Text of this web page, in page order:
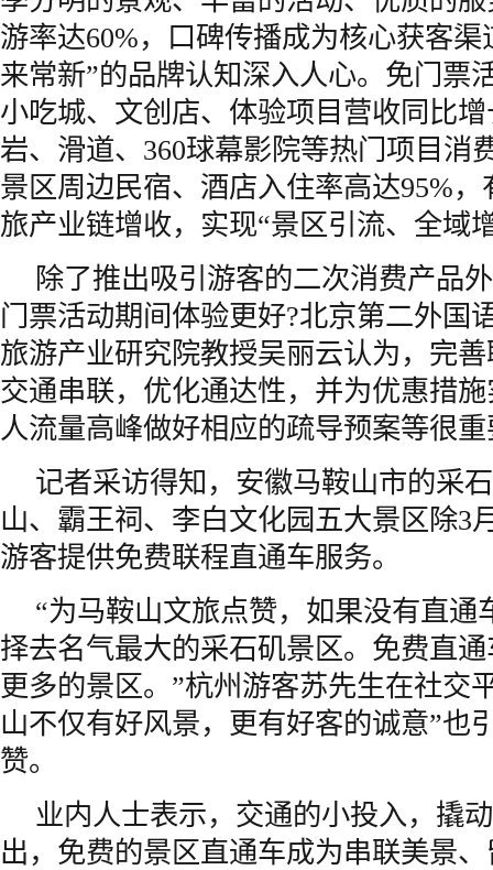
游率达60%，口碑传播成为核心获客
来常新”的品牌认知深入人心。免门票
小吃城、文创店、体验项目营收同比
岩、滑道、360球幕影院等热门项目消
景区周边民宿、酒店入住率高达95%
旅产业链增收，实现“景区引流、全域
除了推出吸引游客的二次消费产品
门票活动期间体验更好?北京第二外国
旅游产业研究院教授吴丽云认为，完
交通串联，优化通达性，并为优惠措
人流量高峰做好相应的疏导预案等很
记者采访得知，安徽马鞍山市的采
山、霸王祠、李白文化园五大景区除3
游客提供免费联程直通车服务。
“为马鞍山文旅点赞，如果没有直通
择去名气最大的采石矶景区。免费直
更多的景区。”杭州游客苏先生在社交
山不仅有好风景，更有好客的诚意”也
赞。
业内人士表示，交通的小投入，撬
出，免费的景区直通车成为串联美景